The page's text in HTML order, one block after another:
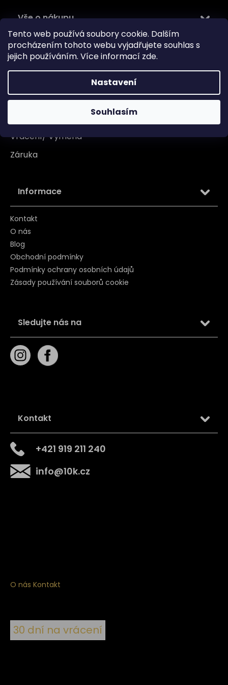
Tento web používá soubory cookie. Dalším
procházením tohoto webu vyjadřujete souhlas s
jejich používáním. Více informací zde.
Nastavení
Souhlasím
Vše o nákupu
Doprava
Garance originality
Reklamace
Vrácení/ Výměna
Záruka
Informace
Kontakt
O nás
Blog
Obchodní podmínky
Podmínky ochrany osobních údajů
Zásady používání souborů cookie
Sledujte nás na
Kontakt
info@10k.cz
+421 919 211 240
O nás Kontakt
30 dní na vrácení